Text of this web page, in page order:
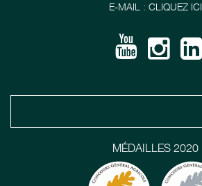
MÉDAILLES 2020
E-MAIL : CLIQUEZ ICI